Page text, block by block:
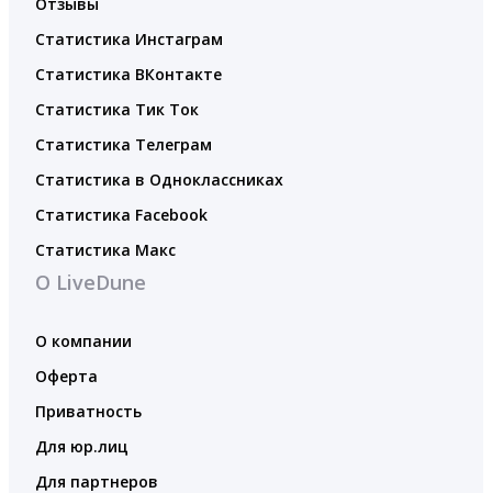
Статистика Инстаграм
Статистика ВКонтакте
Статистика Тик Ток
Статистика Телеграм
Статистика в Одноклассниках
Статистика Facebook
Статистика Макс
О LiveDune
О компании
Оферта
Приватность
Для юр.лиц
Для партнеров